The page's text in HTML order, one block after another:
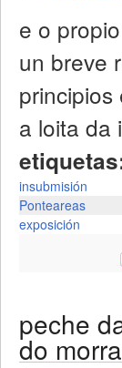
e o
un breve
a loita da
insubmisión
Ponteareas
exposición
peche
do